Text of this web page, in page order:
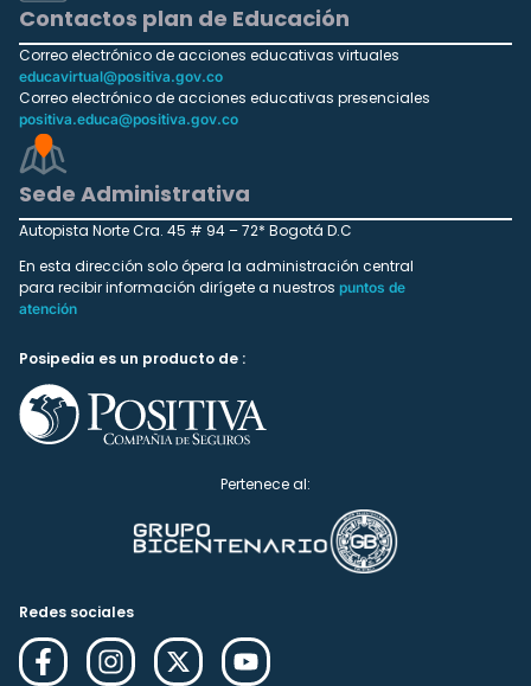
Contactos plan de Educación
Correo electrónico de acciones educativas virtuales
educavirtual@positiva.gov.co
Correo electrónico de acciones educativas presenciales
positiva.educa@positiva.gov.co
Sede Administrativa
Autopista Norte Cra. 45 # 94 – 72* Bogotá D.C
En esta dirección solo ópera la administración central
para recibir información dirígete a nuestros puntos de
atención
Posipedia es un producto de :
Pertenece al:
Redes sociales